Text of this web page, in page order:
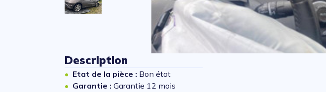
Description
Etat de la pièce : Bon état
Garantie : Garantie 12 mois